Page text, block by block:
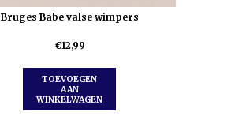
Bruges Babe valse wimpers
€12,99
TOEVOEGEN
AAN
WINKELWAGEN